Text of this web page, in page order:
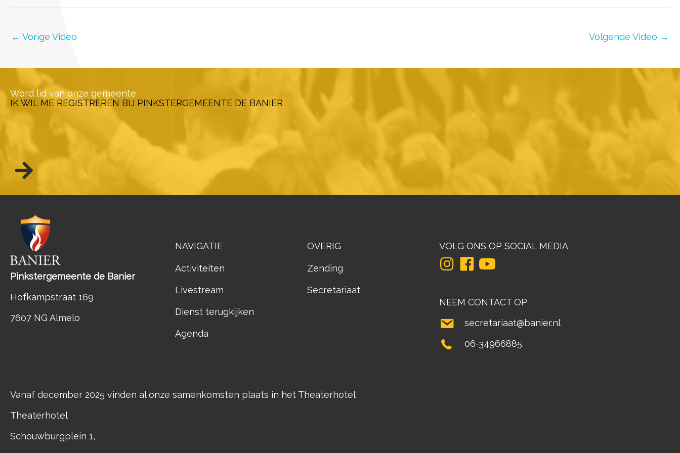
← Vorige Video Volgende Video →
Word lid van onze gemeente
IK WIL ME REGISTREREN BIJ PINKSTERGEMEENTE DE BANIER
Pinkstergemeente de Banier
Hofkampstraat 169
7607 NG Almelo
NAVIGATIE
Activiteiten
Livestream
Dienst terugkijken
Agenda
OVERIG
Zending
Secretariaat
VOLG ONS OP SOCIAL MEDIA
NEEM CONTACT OP
secretariaat@banier.nl
06-34966885
Vanaf december 2025 vinden al onze samenkomsten plaats in het Theaterhotel
Theaterhotel
Schouwburgplein 1,